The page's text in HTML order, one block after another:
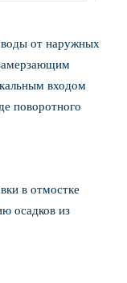
воды от наружных
входом
поворотного
в отмостке
осадков из